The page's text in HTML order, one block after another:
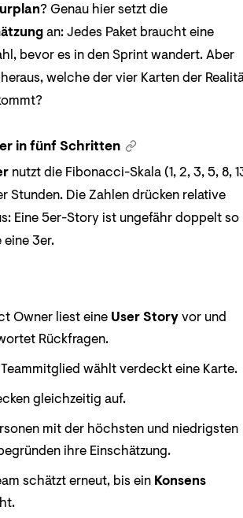
? Genau hier setzt die
an: Jedes Paket braucht eine
bevor es in den Sprint wandert. Aber
welche der vier Karten der
in fünf Schritten
nutzt die Fibonacci-Skala (1, 2, 3, 5, 8,
Stunden. Die Zahlen drücken relative
Eine 5er-Story ist ungefähr doppelt so
3er.
Owner liest eine User Storyvor und
Rückfragen.
wählt verdeckt eine Karte.
gleichzeitig auf.
mit der höchsten und niedrigsten
ihre Einschätzung.
schätzt erneut, bis ein Konsens